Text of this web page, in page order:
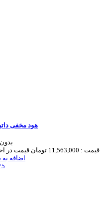
هود مخفی
قیمت : 11,563,000 تومان قیمت در
اضافه